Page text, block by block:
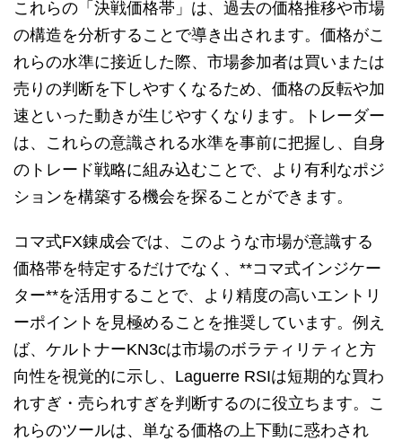
これらの「決戦価格帯」は、過去の価格推移や市場
の構造を分析することで導き出されます。価格がこ
れらの水準に接近した際、市場参加者は買いまたは
売りの判断を下しやすくなるため、価格の反転や加
速といった動きが生じやすくなります。トレーダー
は、これらの意識される水準を事前に把握し、自身
のトレード戦略に組み込むことで、より有利なポジ
ションを構築する機会を探ることができます。
コマ式FX錬成会では、このような市場が意識する
価格帯を特定するだけでなく、**コマ式インジケー
ター**を活用することで、より精度の高いエントリ
ーポイントを見極めることを推奨しています。例え
ば、ケルトナーKN3cは市場のボラティリティと方
向性を視覚的に示し、Laguerre RSIは短期的な買わ
れすぎ・売られすぎを判断するのに役立ちます。こ
れらのツールは、単なる価格の上下動に惑わされ